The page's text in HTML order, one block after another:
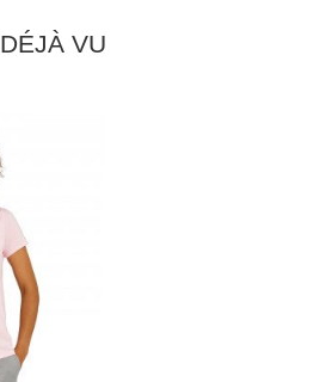
DÉJÀ VU